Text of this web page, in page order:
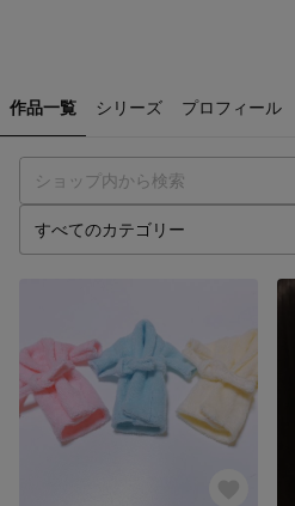
作品一覧 シリーズ プロフィール